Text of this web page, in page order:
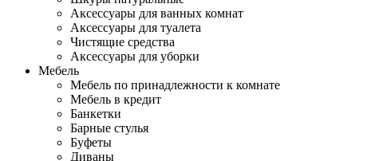
Аксессуары для ванных комнат
Аксессуары для туалета
Чистящие средства
Аксессуары для уборки
Мебель
Мебель по принадлежности к комнате
Мебель в кредит
Банкетки
Барные стулья
Буфеты
Диваны